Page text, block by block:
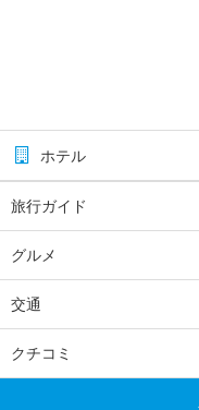
ホテル
旅行ガイド
グルメ
交通
クチコミ